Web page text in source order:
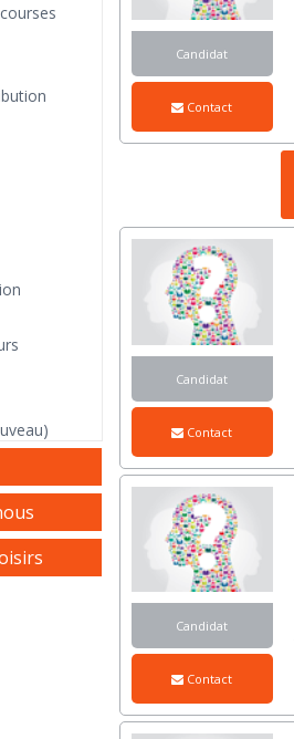
Candidat
Contact
Candidat
Contact
Candidat
Contact